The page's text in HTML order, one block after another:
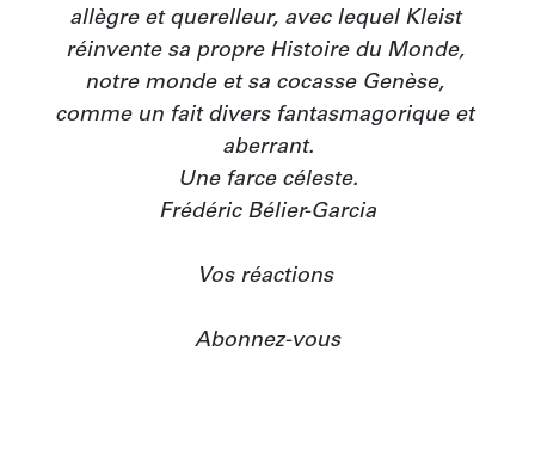
allègre et querelleur, avec lequel Kleist
réinvente sa propre Histoire du Monde,
notre monde et sa cocasse Genèse,
comme un fait divers fantasmagorique et
aberrant.
Une farce céleste.
Frédéric Bélier-Garcia
Vos réactions
Abonnez-vous